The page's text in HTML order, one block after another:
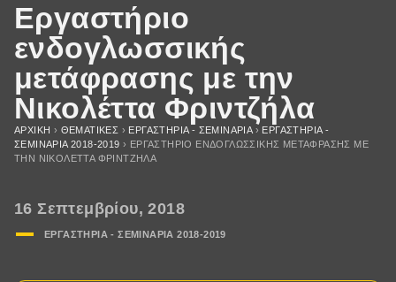
Εργαστήριο
ενδογλωσσικής
μετάφρασης με την
Νικολέττα Φριντζήλα
ΑΡΧΙΚΉ › ΘΕΜΑΤΙΚΈΣ › ΕΡΓΑΣΤΗΡΙΑ - ΣΕΜΙΝΑΡΙΑ› ΕΡΓΑΣΤΗΡΙΑ -
ΣΕΜΙΝΑΡΙA 2018-2019 › ΕΡΓΑΣΤΉΡΙΟ ΕΝΔΟΓΛΩΣΣΙΚΉΣ ΜΕΤΆΦΡΑΣΗΣ ΜΕ
ΤΗΝ ΝΙΚΟΛΈΤΤΑ ΦΡΙΝΤΖΉΛΑ
16 Σεπτεμβρίου, 2018
ΕΡΓΑΣΤΗΡΙΑ - ΣΕΜΙΝΑΡΙA 2018-2019